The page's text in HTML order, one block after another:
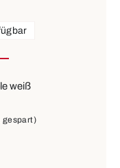
weiß
gespart)